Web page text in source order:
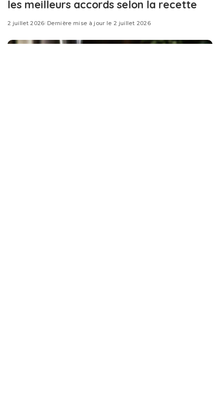
les meilleurs accords selon la recette
2 juillet 2026 Dernière mise à jour le 2 juillet 2026